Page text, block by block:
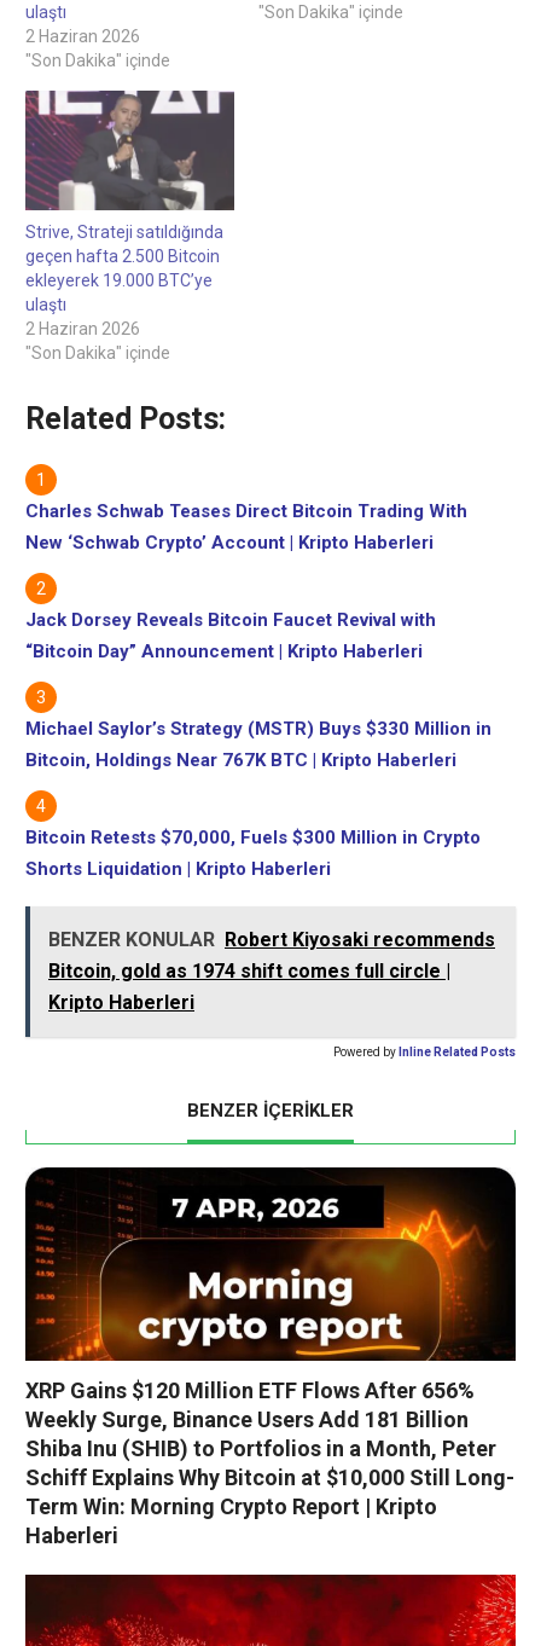
ulaştı
2 Haziran 2026
"Son Dakika" içinde
"Son Dakika" içinde
Strive, Strateji satıldığında
geçen hafta 2.500 Bitcoin
ekleyerek 19.000 BTC’ye
ulaştı
2 Haziran 2026
"Son Dakika" içinde
Related Posts:
Charles Schwab Teases Direct Bitcoin Trading With
New ‘Schwab Crypto’ Account | Kripto Haberleri
Jack Dorsey Reveals Bitcoin Faucet Revival with
“Bitcoin Day” Announcement | Kripto Haberleri
Michael Saylor’s Strategy (MSTR) Buys $330 Million in
Bitcoin, Holdings Near 767K BTC | Kripto Haberleri
Bitcoin Retests $70,000, Fuels $300 Million in Crypto
Shorts Liquidation | Kripto Haberleri
BENZER KONULAR Robert Kiyosaki recommends
Bitcoin, gold as 1974 shift comes full circle |
Kripto Haberleri
Powered by Inline Related Posts
BENZER İÇERİKLER
XRP Gains $120 Million ETF Flows After 656%
Weekly Surge, Binance Users Add 181 Billion
Shiba Inu (SHIB) to Portfolios in a Month, Peter
Schiff Explains Why Bitcoin at $10,000 Still Long-
Term Win: Morning Crypto Report | Kripto
Haberleri